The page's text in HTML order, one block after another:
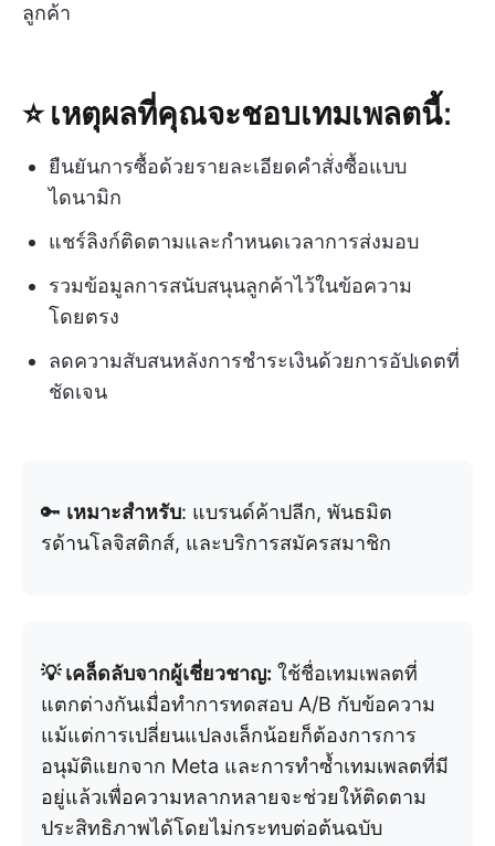
ลูกค้า
⭐ เหตุผลที่คุณจะชอบเทมเพลตนี้:
ยืนยันการซื้อด้วยรายละเอียดคำสั่งซื้อแบบ
ไดนามิก
แชร์ลิงก์ติดตามและกำหนดเวลาการส่งมอบ
รวมข้อมูลการสนับสนุนลูกค้าไว้ในข้อความ
โดยตรง
ลดความสับสนหลังการชำระเงินด้วยการอัปเดตที่
ชัดเจน
🔑 เหมาะสำหรับ: แบรนด์ค้าปลีก, พันธมิต
รด้านโลจิสติกส์, และบริการสมัครสมาชิก
💡 เคล็ดลับจากผู้เชี่ยวชาญ: ใช้ชื่อเทมเพลตที่
แตกต่างกันเมื่อทำการทดสอบ A/B กับข้อความ
แม้แต่การเปลี่ยนแปลงเล็กน้อยก็ต้องการการ
อนุมัติแยกจาก Meta และการทำซ้ำเทมเพลตที่มี
อยู่แล้วเพื่อความหลากหลายจะช่วยให้ติดตาม
ประสิทธิภาพได้โดยไม่กระทบต่อต้นฉบับ